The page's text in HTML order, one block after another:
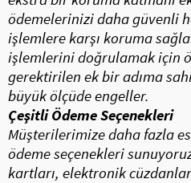
ödemelerinizi daha güvenli
işlemlere karşı koruma
işlemlerini doğrulamak için
gerektirilen ek bir adıma
büyük ölçüde engeller.
Çeşitli Ödeme Seçenekleri
Müşterilerimize daha fazla
ödeme seçenekleri
kartları, elektronik